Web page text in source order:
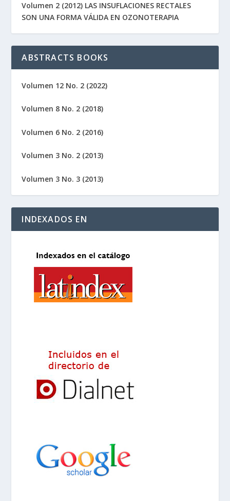
Volumen 2 (2012) LAS INSUFLACIONES RECTALES
SON UNA FORMA VÁLIDA EN OZONOTERAPIA
ABSTRACTS BOOKS
Volumen 12 No. 2 (2022)
Volumen 8 No. 2 (2018)
Volumen 6 No. 2 (2016)
Volumen 3 No. 2 (2013)
Volumen 3 No. 3 (2013)
INDEXADOS EN